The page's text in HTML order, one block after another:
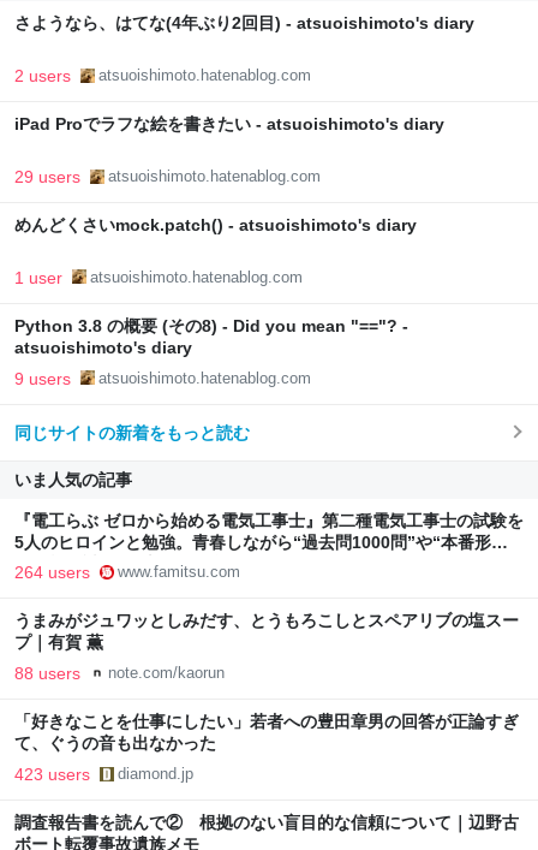
さようなら、はてな(4年ぶり2回目) - atsuoishimoto's diary
2 users atsuoishimoto.hatenablog.com
iPad Proでラフな絵を書きたい - atsuoishimoto's diary
29 users atsuoishimoto.hatenablog.com
めんどくさいmock.patch() - atsuoishimoto's diary
1 user atsuoishimoto.hatenablog.com
Python 3.8 の概要 (その8) - Did you mean "=="? -
atsuoishimoto's diary
9 users atsuoishimoto.hatenablog.com
同じサイトの新着をもっと読む
いま人気の記事
『電工らぶ ゼロから始める電気工事士』第二種電気工事士の試験を
5人のヒロインと勉強。青春しながら“過去問1000問”や“本番形式
CBT模擬試験”で本格的に学べるノベルゲーム | ゲーム・エンタメ
最新情報のファミ通.com
264 users www.famitsu.com
うまみがジュワッとしみだす、とうもろこしとスペアリブの塩スー
プ｜有賀 薫
88 users note.com/kaorun
「好きなことを仕事にしたい」若者への豊田章男の回答が正論すぎ
て、ぐうの音も出なかった
423 users diamond.jp
調査報告書を読んで② 根拠のない盲目的な信頼について｜辺野古
ボート転覆事故遺族メモ